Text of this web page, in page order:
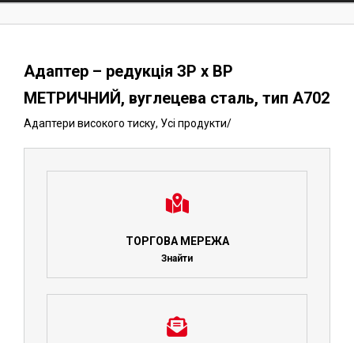
Адаптер – редукція ЗР x ВР
МЕТРИЧНИЙ, вуглецева сталь, тип A702
Адаптери високого тиску, Усі продукти/
ТОРГОВА МЕРЕЖА
Знайти